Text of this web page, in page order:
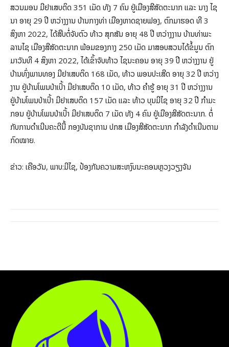
ສວນມອນ ມີຢາເສບຕິດ 351 ເມັດ ທັງ 7 ຄົນ ຢູ່ເມືອງສີສັດຕະນາກ ແລະ ນາງ ໄຊ
ນາ ອາຍຸ 29 ປີ ຫວ່າງງານ ບ້ານກາງທ່າ ເມືອງຫາດຊາຍຟອງ, ຕົກມາຮອດ ທີ 3
ສິງຫາ 2022, ໄດ້ສືບຕໍ່ຈັບຕົວ ທ້າວ ສຸກສັນ ອາຍຸ 48 ປີ ຫວ່າງງານ ບ້ານທ່າພະ
ລານໄຊ ເມືອງສີສັດຕະນາກ ພ້ອມຂອງກາງ 250 ເມັດ ມາສອບສວນໄດ້ຂໍ້ມູນ ຕົກ
ມາວັນທີ 4 ສິງຫາ 2022, ໄດ້ເຂົ້າຈັບທ້າວ ໄຊນະຄອນ ອາຍຸ 39 ປີ ຫວ່າງງານ ຢູ່
ບ້ານທົ່ງພານທອງ ມີຢາເສບຕິດ 168 ເມັດ, ທ້າວ ພອນປະເສີດ ອາຍຸ 32 ປີ ຫວ່າງ
ງານ ຢູ່ບ້ານໂພນປ່າເປົ້າ ມີຢາເສບຕິດ 10 ເມັດ, ທ້າວ ຄໍາຮູ້ ອາຍຸ 31 ປີ ຫວ່າງງານ
ຢູ່ບ້ານໂພນປ່າເປົ້າ ມີຢາເສບຕິດ 157 ເມັດ ແລະ ທ້າວ ບຸນມີໄຊ ອາຍຸ 32 ປີ ກໍາມະ
ກອນ ຢູ່ບ້ານໂພນປ່າເປົ້າ ມີຢາເສບຕິດ 7 ເມັດ ທັງ 4 ຄົນ ຢູ່ເມືອງສີສັດຕະນາກ. ຕໍ່
ກັບການດຳເນີນຄະດີນີ້ ກອງບັນຊາການ ປກສ ເມືອງສີສັດຕະນາກ ກຳລັງດໍາເນີນຕາມ
ກົດໝາຍ.
ຂ່າວ: ເຄືອວັນ, ພາບ:ມີໄຊ, ປ້ອງກັນຄວາມສະຫງົບນະຄອນຫຼວງວຽງຈັນ